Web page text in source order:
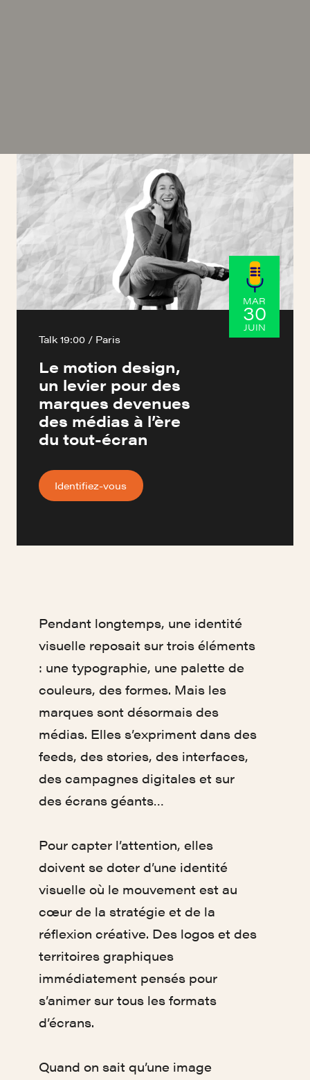
MAR
30
JUIN
Talk 19:00 / Paris
Le motion design,
un levier pour des
marques devenues
des médias à l’ère
du tout-écran
Identifiez-vous
Pendant longtemps, une identité
visuelle reposait sur trois éléments
: une typographie, une palette de
couleurs, des formes. Mais les
marques sont désormais des
médias. Elles s’expriment dans des
feeds, des stories, des interfaces,
des campagnes digitales et sur
des écrans géants…
Pour capter l’attention, elles
doivent se doter d’une identité
visuelle où le mouvement est au
cœur de la stratégie et de la
réflexion créative. Des logos et des
territoires graphiques
immédiatement pensés pour
s’animer sur tous les formats
d’écrans.
Quand on sait qu’une image